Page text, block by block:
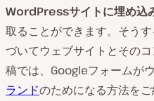
WordPressサイトに埋め込
取ることができます。そう
づいてウェブサイトとその
稿では、Googleフォームが
ランドのためになる方法を